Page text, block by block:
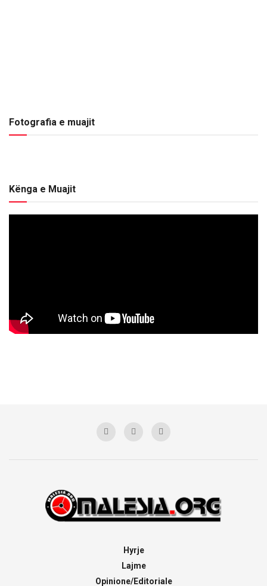
Fotografia e muajit
Kënga e Muajit
Hyrje
Lajme
Opinione/Editoriale